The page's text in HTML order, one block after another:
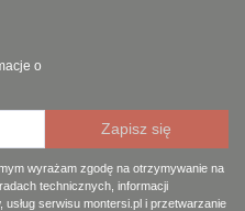
o
wyrażam zgodę na otrzymywanie na
technicznych, informacji
serwisu montersi.pl i przetwarzanie